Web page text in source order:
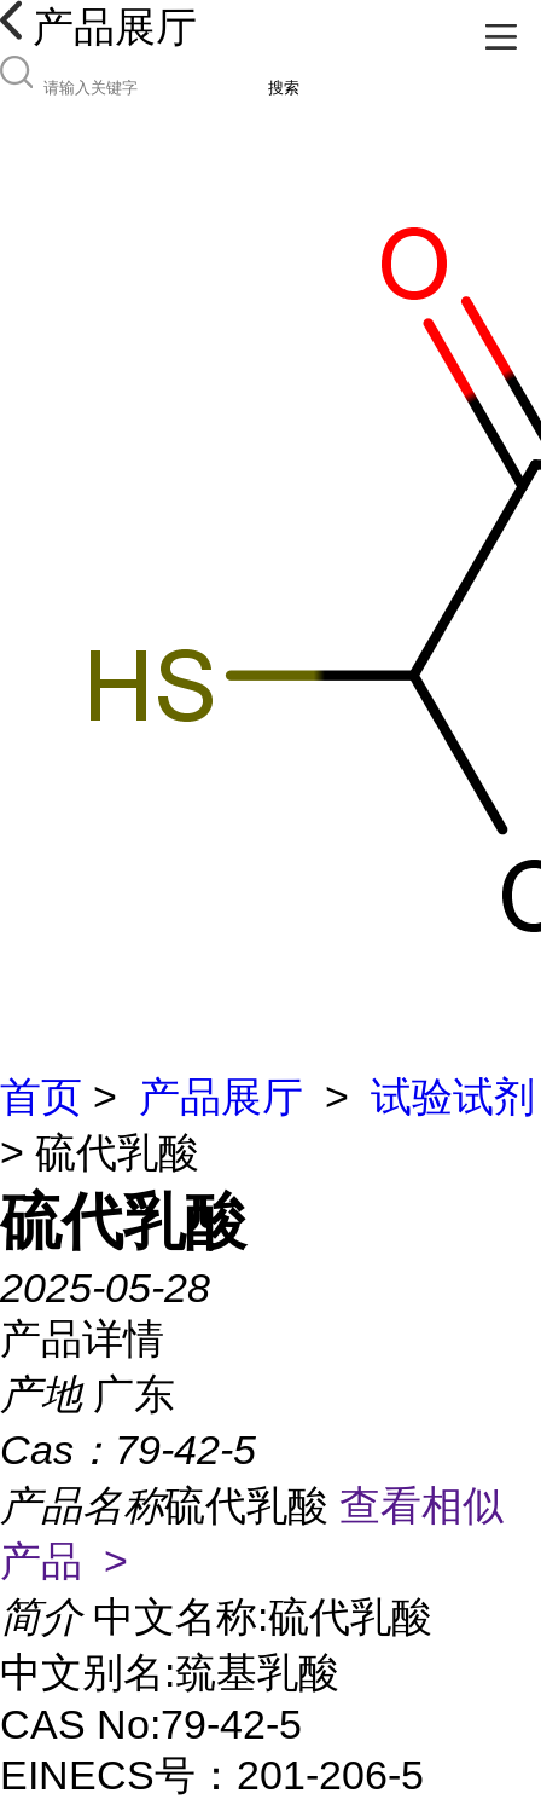
产品展厅
搜索
首页 > 产品展厅 > 试验试剂
> 硫代乳酸
硫代乳酸
2025-05-28
产品详情
产地 广东
Cas： 79-42-5
产品名称硫代乳酸 查看相似
产品 >
简介 中文名称:硫代乳酸
中文别名:巯基乳酸
CAS No:79-42-5
EINECS号：201-206-5